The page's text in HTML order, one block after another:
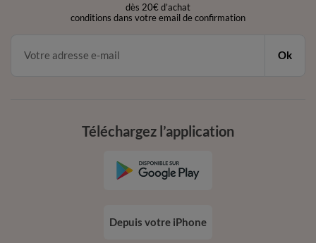
dès 20€ d’achat
conditions dans votre email de confirmation
Ok
Téléchargez l’application
Depuis votre iPhone